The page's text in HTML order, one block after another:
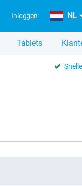
Inloggen NL
Tablets
Snelle